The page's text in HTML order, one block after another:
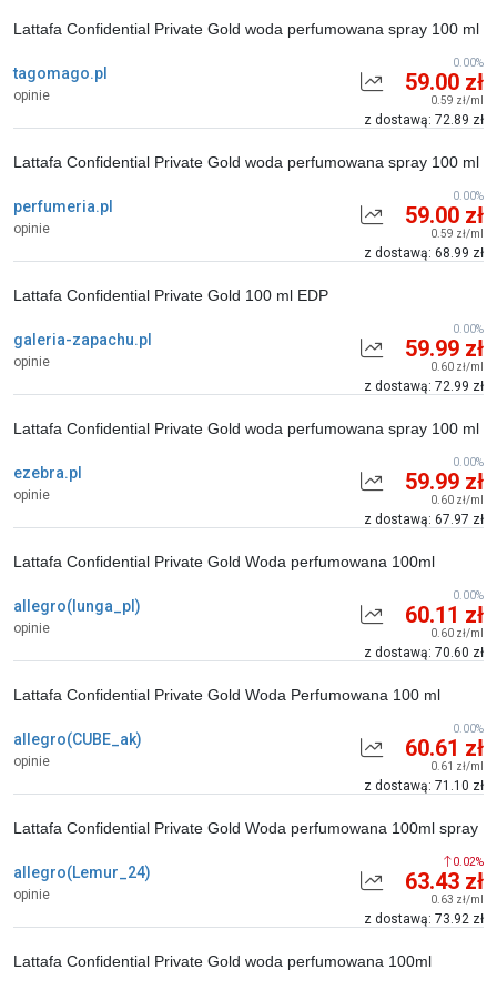
tagomago.pl
opinie
Lattafa Confidential Private Gold woda perfumowana spray 100 ml
59.00 zł
0.59 zł/ml
z dostawą: 72.89 zł
0.00%
perfumeria.pl
opinie
Lattafa Confidential Private Gold woda perfumowana spray 100 ml
59.00 zł
0.59 zł/ml
z dostawą: 68.99 zł
0.00%
galeria-zapachu.pl
opinie
Lattafa Confidential Private Gold 100 ml EDP
59.99 zł
0.60 zł/ml
z dostawą: 72.99 zł
0.00%
ezebra.pl
opinie
Lattafa Confidential Private Gold woda perfumowana spray 100 ml
59.99 zł
0.60 zł/ml
z dostawą: 67.97 zł
0.00%
allegro(lunga_pl)
opinie
Lattafa Confidential Private Gold Woda perfumowana 100ml
60.11 zł
0.60 zł/ml
z dostawą: 70.60 zł
0.00%
allegro(CUBE_ak)
opinie
Lattafa Confidential Private Gold Woda Perfumowana 100 ml
60.61 zł
0.61 zł/ml
z dostawą: 71.10 zł
0.00%
allegro(Lemur_24)
opinie
Lattafa Confidential Private Gold Woda perfumowana 100ml spray
63.43 zł
0.63 zł/ml
z dostawą: 73.92 zł
0.02%
Lattafa Confidential Private Gold woda perfumowana 100ml